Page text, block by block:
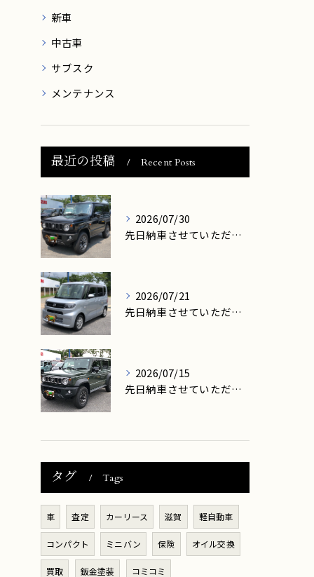
新車
中古車
サブスク
メンテナンス
最近の投稿 Recent Posts
2026/07/30
先日納車させていただきましたお客様は、高島市在住のM様です。
2026/07/21
先日納車させていただきましたお客様は、大津市在住のK様です。
2026/07/15
先日納車させていただきましたお客様は、大津市在住のY様です。
タグ Tags
車 査定 カーリース 滋賀 軽自動車
コンパクト ミニバン 保険 オイル交換
買取 鈑金塗装 コミコミ